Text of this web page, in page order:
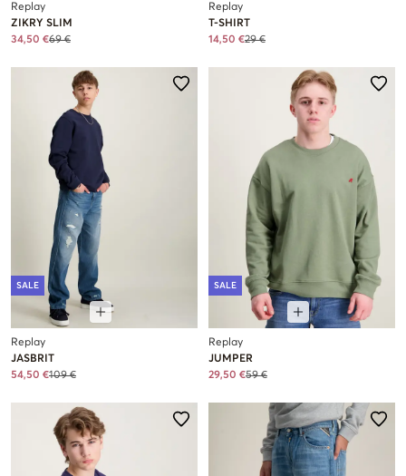
Replay
ZIKRY SLIM
34,50 €69 €
Replay
T-SHIRT
14,50 €29 €
SALE
Replay
JASBRIT
54,50 €109 €
SALE
Replay
JUMPER
29,50 €59 €